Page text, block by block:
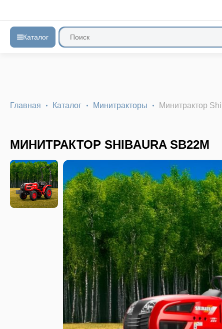
Каталог
Главная Каталог Минитракторы Минитрактор
МИНИТРАКТОР SHIBAURA SB22M